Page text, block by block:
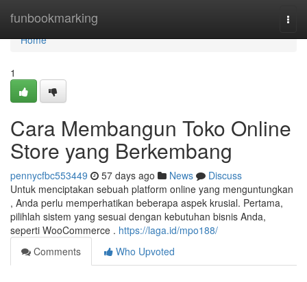
funbookmarking
Home
Home
1
Cara Membangun Toko Online
Store yang Berkembang
pennycfbc553449 57 days ago News
Discuss
Untuk menciptakan sebuah platform online yang menguntungkan
, Anda perlu memperhatikan beberapa aspek krusial. Pertama,
pilihlah sistem yang sesuai dengan kebutuhan bisnis Anda,
seperti WooCommerce . https://laga.id/mpo188/
Comments
Who Upvoted